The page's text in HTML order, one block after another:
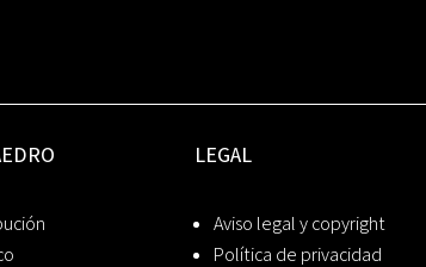
LEGAL
Aviso legal y copyright
Política de privacidad